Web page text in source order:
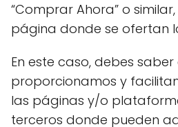
“Comprar Ahora” o
página donde se ofertan
En este caso, debes
proporcionamos y
las páginas y/o
terceros donde pueden